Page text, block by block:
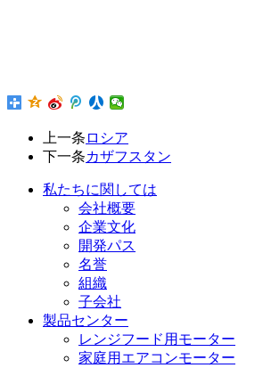
上一条 ロシア
下一条カザフスタン
私たちに関しては
会社概要
企業文化
開発パス
名誉
組織
子会社
製品センター
レンジフード用モーター
家庭用エアコンモーター